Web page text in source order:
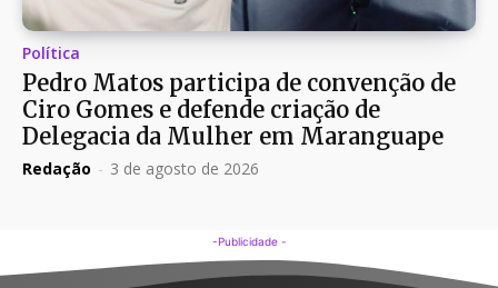
Política
Pedro Matos participa de convenção de
Ciro Gomes e defende criação de
Delegacia da Mulher em Maranguape
Redação - 3 de agosto de 2026
-Publicidade -